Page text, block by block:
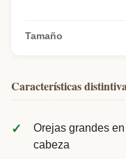
Tamaño
Características
Orejas grandes
cabeza